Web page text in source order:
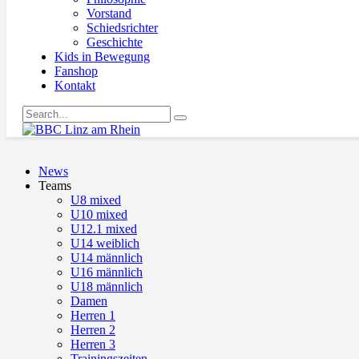
Vorstand
Schiedsrichter
Geschichte
Kids in Bewegung
Fanshop
Kontakt
News
Teams
U8 mixed
U10 mixed
U12.1 mixed
U14 weiblich
U14 männlich
U16 männlich
U18 männlich
Damen
Herren 1
Herren 2
Herren 3